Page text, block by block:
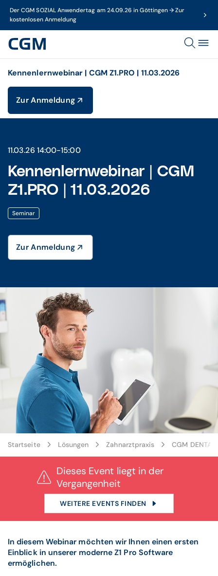
Der CGM SOZIAL Anwendertag am 24.09.26 in Göttingen → Zur
kostenlosen Anmeldung
Kennenlernwebinar | CGM Z1.PRO | 11.03.2026
Zur Anmeldung
11.03.26 14:00-15:00
Kennenlernwebinar | CGM
Z1.PRO | 11.03.2026
Seminar
Zur Anmeldung
Startseite Lösungen Zahnarztpraxis CGM
Dieses Event liegt in der
Vergangenheit
WEITERE EVENTS FINDEN
In diesem Webinar möchten wir Ihnen einen ersten
Einblick in unserer moderne Z1 Pro Software
ermöglichen.